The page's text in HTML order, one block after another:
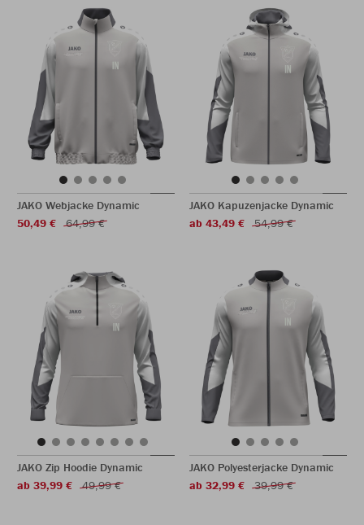
JAKO Webjacke Dynamic
50,49 €
64,99 €
JAKO Kapuzenjacke Dynamic
ab 43,49 €
54,99 €
JAKO Zip Hoodie Dynamic
ab 39,99 €
49,99 €
JAKO Polyesterjacke Dynamic
ab 32,99 €
39,99 €